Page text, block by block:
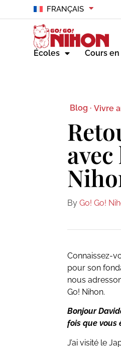
FRANÇAIS
Écoles Cours
Blog · Vivre
By Go! Go!
Connaissez-
pour son
nous
Go! Nihon.
Bonjour
fois que vous
J’ai visité le